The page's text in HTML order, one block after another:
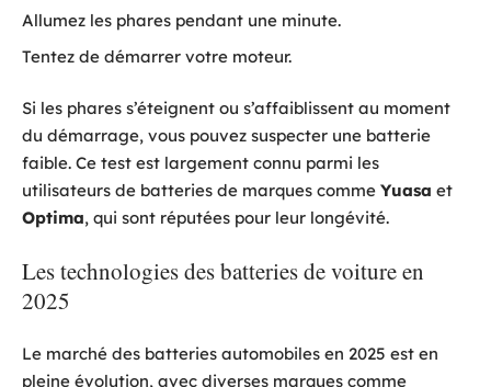
Allumez les phares pendant une minute.
Tentez de démarrer votre moteur.
Si les phares s’éteignent ou s’affaiblissent au moment
du démarrage, vous pouvez suspecter une batterie
faible. Ce test est largement connu parmi les
utilisateurs de batteries de marques comme Yuasa et
Optima, qui sont réputées pour leur longévité.
Les technologies des batteries de voiture en
2025
Le marché des batteries automobiles en 2025 est en
pleine évolution, avec diverses marques comme